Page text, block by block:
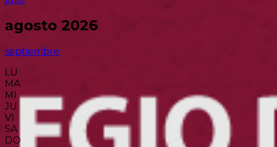
agosto 2026
septiembre
LU
MA
MI
JU
VI
SA
DO